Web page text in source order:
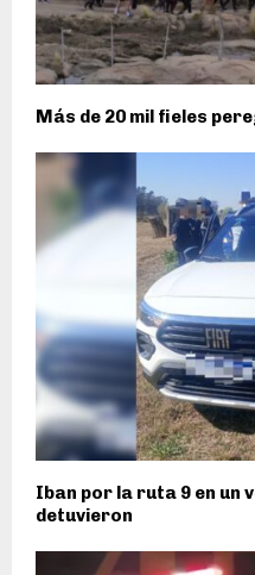
Más de 20 mil fieles
Iban por la ruta 9 en un
detuvieron